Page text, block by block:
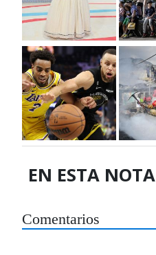
EN ESTA NOTA
Comentarios